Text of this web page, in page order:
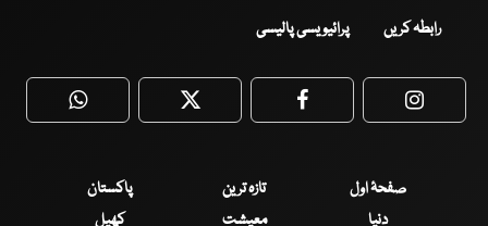
رابطہ کریں پرائیویسی پالیسی
WhatsApp Twitter Facebook
صفحۂ اول تازہ ترین
پاکستان
دنیا
معیشت
کھیل